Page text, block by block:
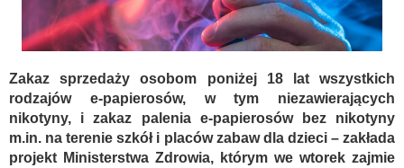
Zakaz sprzedaży osobom poniżej 18 lat wszystkich
rodzajów e-papierosów, w tym niezawierających
nikotyny, i zakaz palenia e-papierosów bez nikotyny
m.in. na terenie szkół i placów zabaw dla dzieci – zakłada
projekt Ministerstwa Zdrowia, którym we wtorek zajmie